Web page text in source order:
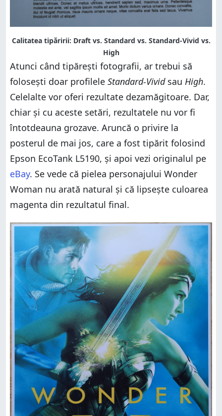
Calitatea tipăririi: Draft vs. Standard vs. Standard-Vivid vs.
High
Atunci când tipărești fotografii, ar trebui să
folosești doar profilele Standard-Vividsau High.
Celelalte vor oferi rezultate dezamăgitoare. Dar,
chiar și cu aceste setări, rezultatele nu vor fi
întotdeauna grozave. Aruncă o privire la
posterul de mai jos, care a fost tipărit folosind
Epson EcoTank L5190, și apoi vezi originalul pe
eBay. Se vede că pielea personajului Wonder
Woman nu arată natural și că lipsește culoarea
magenta din rezultatul final.